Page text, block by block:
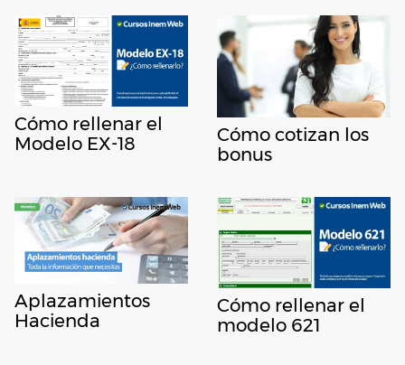
Cómo rellenar el
Modelo EX-18
Cómo cotizan los
bonus
Aplazamientos
Hacienda
Cómo rellenar el
modelo 621